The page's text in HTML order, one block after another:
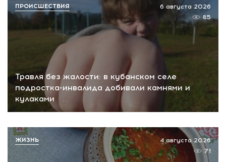
Травля без жалости: в кубанском селе
подростка-инвалида добивали камнями и
кулаками
6 августа 2026
85
ПРОИСШЕСТВИЯ
4 августа 2026
71
ЖИЗНЬ